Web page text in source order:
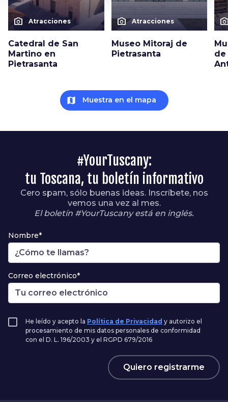
photo_camera Atracciones
Catedral de San
Martino en
Pietrasanta
photo_camera Atracciones
Museo Mitoraj de
Pietrasanta
de
map Muestra en el mapa
#YourTuscany:
tu Toscana, tu boletín informativo
Cero spam, sólo buenas ideas. Inscríbete, nos
vemos una vez al mes.
El boletín #YourTuscany está en inglés.
Nombre*
Correo electrónico*
He leído y acepto la Política de Privacidad y autorizo el
procesamiento de mis datos personales de conformidad
con el D. L. 196/2003 y el RGPD 679/2016
Quiero registrarme